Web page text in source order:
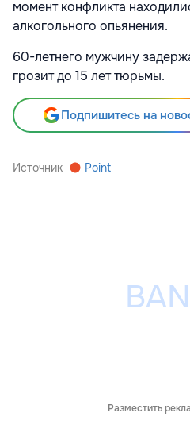
момент конфликта
алкогольного опьянения.
60-летнего мужчину
грозит до 15 лет тюрьмы.
Подпишитесь на
Источник Point
Разместить